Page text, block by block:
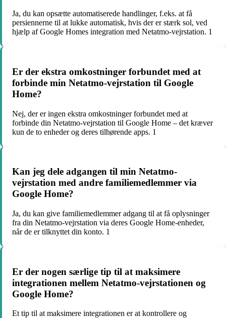
Ja, du kan opsætte automatiserede handlinger, f.eks. at få
persiennerne til at lukke automatisk, hvis der er stærk sol, ved
hjælp af Google Homes integration med Netatmo-vejrstation. 1
Er der ekstra omkostninger forbundet med at
forbinde min Netatmo-vejrstation til Google
Home?
Nej, der er ingen ekstra omkostninger forbundet med at
forbinde din Netatmo-vejrstation til Google Home – det kræver
kun de to enheder og deres tilhørende apps. 1
Kan jeg dele adgangen til min Netatmo-
vejrstation med andre familiemedlemmer via
Google Home?
Ja, du kan give familiemedlemmer adgang til at få oplysninger
fra din Netatmo-vejrstation via deres Google Home-enheder,
når de er tilknyttet din konto. 1
Er der nogen særlige tip til at maksimere
integrationen mellem Netatmo-vejrstationen og
Google Home?
Et tip til at maksimere integrationen er at kontrollere og